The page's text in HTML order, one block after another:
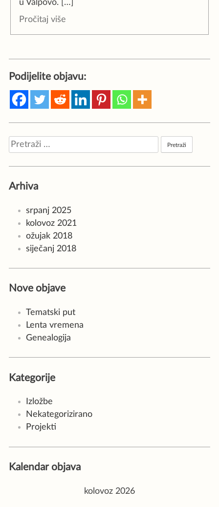
u Valpovo. […]
Pročitaj više
Podijelite objavu:
Pretraži:
Arhiva
srpanj 2025
kolovoz 2021
ožujak 2018
siječanj 2018
Nove objave
Tematski put
Lenta vremena
Genealogija
Kategorije
Izložbe
Nekategorizirano
Projekti
Kalendar objava
kolovoz 2026